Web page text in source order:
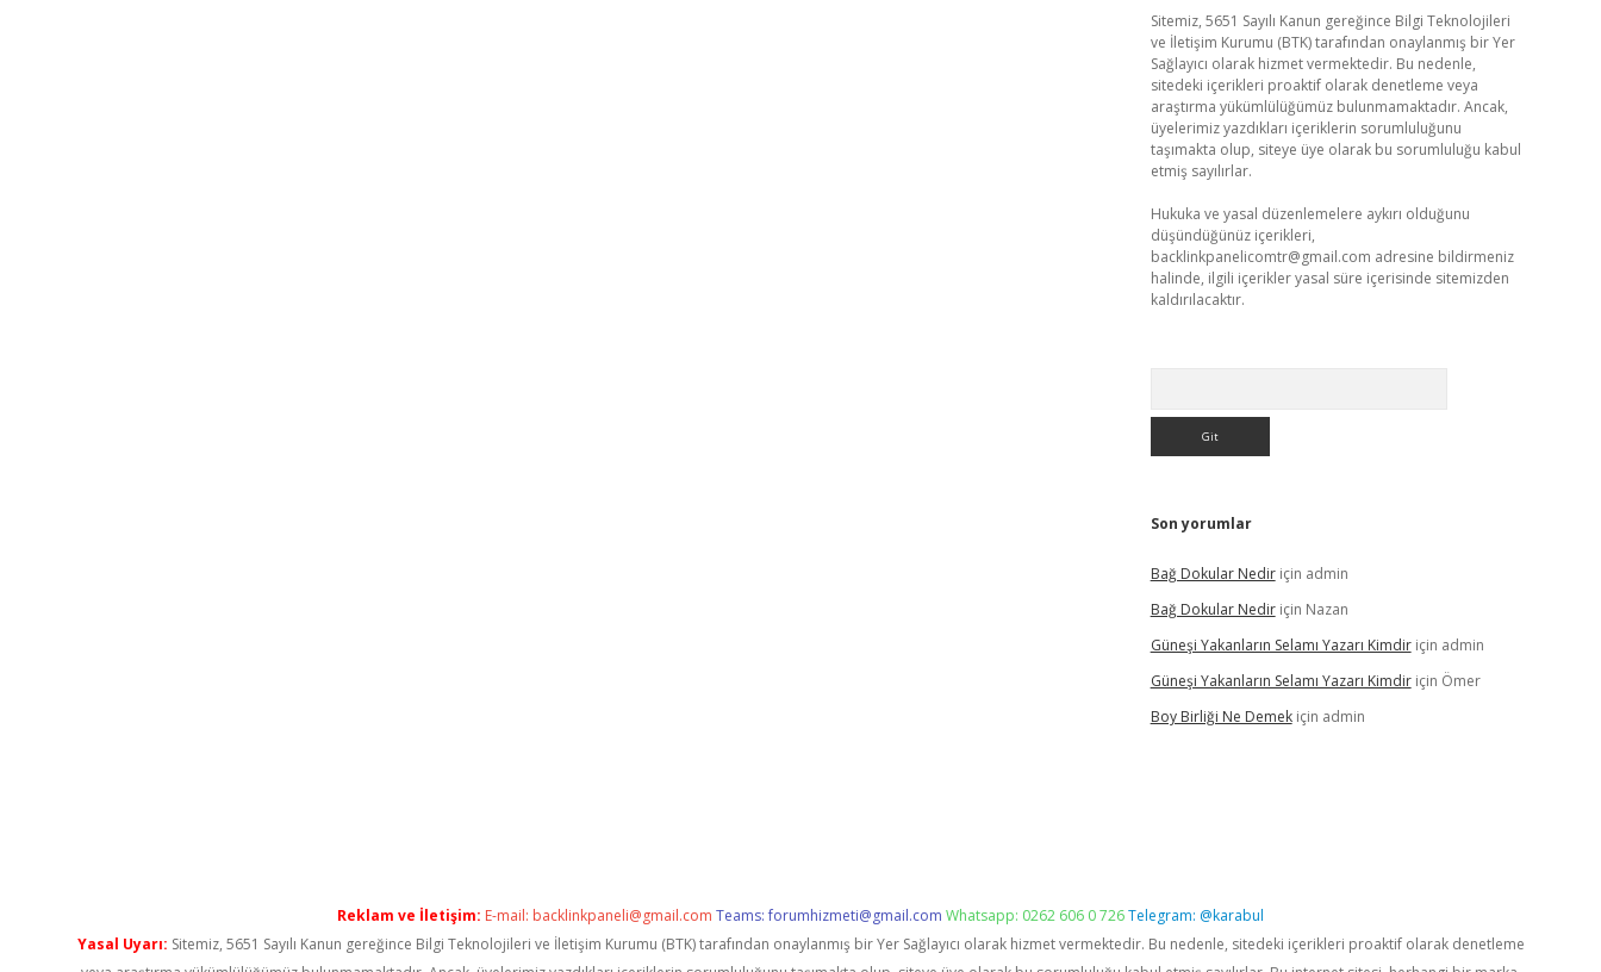
Sitemiz, 5651 Sayılı Kanun gereğince Bilgi Teknolojileri
ve İletişim Kurumu (BTK) tarafından onaylanmış bir Yer
Sağlayıcı olarak hizmet vermektedir. Bu nedenle,
sitedeki içerikleri proaktif olarak denetleme veya
araştırma yükümlülüğümüz bulunmamaktadır. Ancak,
üyelerimiz yazdıkları içeriklerin sorumluluğunu
taşımakta olup, siteye üye olarak bu sorumluluğu kabul
etmiş sayılırlar.
Hukuka ve yasal düzenlemelere aykırı olduğunu
düşündüğünüz içerikleri,
backlinkpanelicomtr@gmail.com adresine bildirmeniz
halinde, ilgili içerikler yasal süre içerisinde sitemizden
kaldırılacaktır.
Son yorumlar
Bağ Dokular Nediriçin admin
Bağ Dokular Nediriçin Nazan
Güneşi Yakanların Selamı Yazarı Kimdiriçin admin
Güneşi Yakanların Selamı Yazarı Kimdiriçin Ömer
Boy Birliği Ne Demekiçin admin
Reklam ve İletişim: E-mail: backlinkpaneli@gmail.com Teams:forumhizmeti@gmail.com Whatsapp: 0262 606 0 726Telegram: @karabul
Yasal Uyarı: Sitemiz, 5651 Sayılı Kanun gereğince Bilgi Teknolojileri ve İletişim Kurumu (BTK) tarafından onaylanmış bir Yer Sağlayıcı olarak hizmet vermektedir. Bu nedenle, sitedeki içerikleri proaktif olarak denetleme